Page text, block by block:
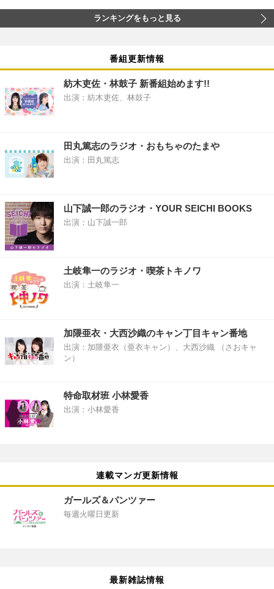
ランキングをもっと見る
番組更新情報
紡木吏佐・林鼓子 新番組始めます!!
出演：紡木吏佐、林鼓子
田丸篤志のラジオ・おもちゃのたまや
出演：田丸篤志
山下誠一郎のラジオ・YOUR SEICHI BOOKS
出演：山下誠一郎
土岐隼一のラジオ・喫茶トキノワ
出演：土岐隼一
加隈亜衣・大西沙織のキャン丁目キャン番地
出演：加隈亜衣（亜衣キャン）、大西沙織 （さおキャ
ン）
特命取材班 小林愛香
出演：小林愛香
連載マンガ更新情報
ガールズ＆パンツァー
毎週火曜日更新
最新雑誌情報